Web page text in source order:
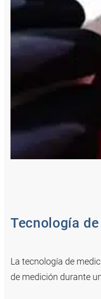
Tecnología
La tecnología de
de medición durante